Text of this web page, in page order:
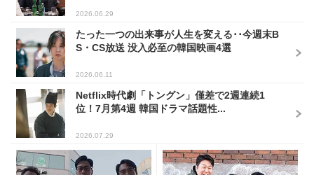
2026.06.29
たった一つの出来事が人生を変える･･今週末B
S・CS放送 没入必至の韓国映画4選
2026.06.11
Netflix時代劇「トングン」僅差で2週連続1
位！7月第4週 韓国ドラマ話題性...
2026.07.29